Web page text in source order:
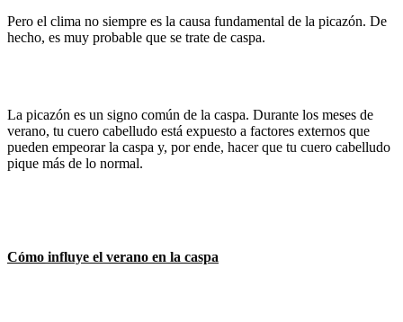
Pero el clima no siempre es la causa fundamental de la picazón. De
hecho, es muy probable que se trate de caspa.
La picazón es un signo común de la caspa. Durante los meses de
verano, tu cuero cabelludo está expuesto a factores externos que
pueden empeorar la caspa y, por ende, hacer que tu cuero cabelludo
pique más de lo normal.
Cómo influye el verano en la caspa